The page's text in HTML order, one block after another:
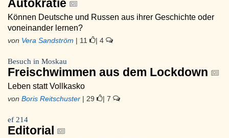
Autokratie
Können Deutsche und Russen aus ihrer Geschichte oder
voneinander lernen?
von Vera Sandström | 11 | 4
Besuch in Moskau
Freischwimmen aus dem Lockdown
Leben statt Vollkasko
von Boris Reitschuster | 29 | 7
ef 214
Editorial